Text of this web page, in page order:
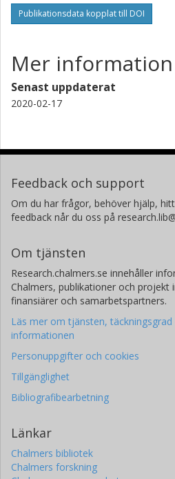
Publikationsdata kopplat till DOI
Mer information
Senast uppdaterat
2020-02-17
Feedback och support
Om du har frågor, behöver hjälp,
feedback når du oss på
Om tjänsten
Research.chalmers.se innehåller
Chalmers, publikationer och
finansiärer och samarbetspartners.
Läs mer om tjänsten,
informationen
Personuppgifter och cookies
Tillgänglighet
Bibliografibearbetning
Länkar
Chalmers bibliotek
Chalmers forskning